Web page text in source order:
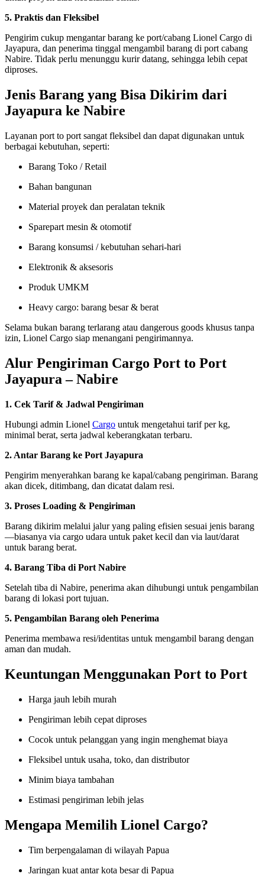
5. Praktis dan Fleksibel
Pengirim cukup mengantar barang ke port/cabang Lionel Cargo di
Jayapura, dan penerima tinggal mengambil barang di port cabang
Nabire. Tidak perlu menunggu kurir datang, sehingga lebih cepat
diproses.
Jenis Barang yang Bisa Dikirim dari
Jayapura ke Nabire
Layanan port to port sangat fleksibel dan dapat digunakan untuk
berbagai kebutuhan, seperti:
Barang Toko / Retail
Bahan bangunan
Material proyek dan peralatan teknik
Sparepart mesin & otomotif
Barang konsumsi / kebutuhan sehari-hari
Elektronik & aksesoris
Produk UMKM
Heavy cargo: barang besar & berat
Selama bukan barang terlarang atau dangerous goods khusus tanpa
izin, Lionel Cargo siap menangani pengirimannya.
Alur Pengiriman Cargo Port to Port
Jayapura – Nabire
1. Cek Tarif & Jadwal Pengiriman
Hubungi admin Lionel Cargo untuk mengetahui tarif per kg,
minimal berat, serta jadwal keberangkatan terbaru.
2. Antar Barang ke Port Jayapura
Pengirim menyerahkan barang ke kapal/cabang pengiriman. Barang
akan dicek, ditimbang, dan dicatat dalam resi.
3. Proses Loading & Pengiriman
Barang dikirim melalui jalur yang paling efisien sesuai jenis barang
—biasanya via cargo udara untuk paket kecil dan via laut/darat
untuk barang berat.
4. Barang Tiba di Port Nabire
Setelah tiba di Nabire, penerima akan dihubungi untuk pengambilan
barang di lokasi port tujuan.
5. Pengambilan Barang oleh Penerima
Penerima membawa resi/identitas untuk mengambil barang dengan
aman dan mudah.
Keuntungan Menggunakan Port to Port
Harga jauh lebih murah
Pengiriman lebih cepat diproses
Cocok untuk pelanggan yang ingin menghemat biaya
Fleksibel untuk usaha, toko, dan distributor
Minim biaya tambahan
Estimasi pengiriman lebih jelas
Mengapa Memilih Lionel Cargo?
Tim berpengalaman di wilayah Papua
Jaringan kuat antar kota besar di Papua